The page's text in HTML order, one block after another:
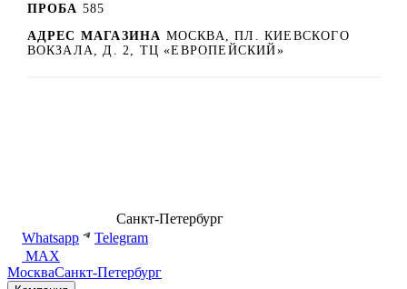
ПРОБА 585
АДРЕС МАГАЗИНА МОСКВА, ПЛ. КИЕВСКОГО
ВОКЗАЛА, Д. 2, ТЦ «ЕВРОПЕЙСКИЙ»
Санкт-Петербург
Whatsapp
Telegram
MAX
МоскваСанкт-Петербург